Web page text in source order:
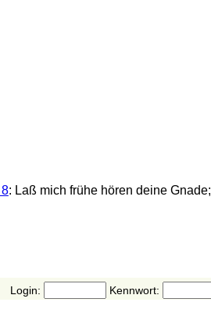
: Laß mich frühe hören deine Gnade;
Login: Kennwort: